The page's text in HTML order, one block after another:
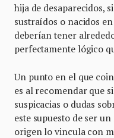
hija de desaparecidos,
sustraídos o nacidos
deberían tener
perfectamente lógico
Un punto en el que
es al recomendar que
suspicacias o dudas
este supuesto de ser
origen lo vincula con